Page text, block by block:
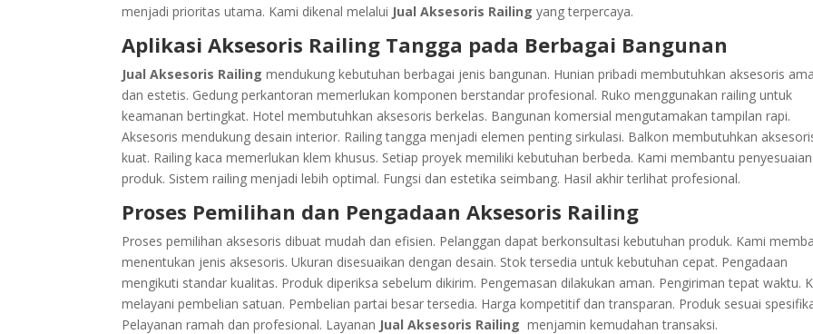
menjadi prioritas utama. Kami dikenal melalui Jual Aksesoris Railing yang terpercaya.
Aplikasi Aksesoris Railing Tangga pada Berbagai Bangunan
Jual Aksesoris Railingmendukung kebutuhan berbagai jenis bangunan. Hunian pribadi membutuhkan aksesoris
dan estetis. Gedung perkantoran memerlukan komponen berstandar profesional. Ruko menggunakan railing untuk
keamanan bertingkat. Hotel membutuhkan aksesoris berkelas. Bangunan komersial mengutamakan tampilan rapi.
Aksesoris mendukung desain interior. Railing tangga menjadi elemen penting sirkulasi. Balkon membutuhkan
kuat. Railing kaca memerlukan klem khusus. Setiap proyek memiliki kebutuhan berbeda. Kami membantu penyesuaian
produk. Sistem railing menjadi lebih optimal. Fungsi dan estetika seimbang. Hasil akhir terlihat profesional.
Proses Pemilihan dan Pengadaan Aksesoris Railing
Proses pemilihan aksesoris dibuat mudah dan efisien. Pelanggan dapat berkonsultasi kebutuhan produk. Kami
menentukan jenis aksesoris. Ukuran disesuaikan dengan desain. Stok tersedia untuk kebutuhan cepat. Pengadaan
mengikuti standar kualitas. Produk diperiksa sebelum dikirim. Pengemasan dilakukan aman. Pengiriman tepat waktu.
melayani pembelian satuan. Pembelian partai besar tersedia. Harga kompetitif dan transparan. Produk sesuai
Pelayanan ramah dan profesional. Layanan Jual Aksesoris Railing menjamin kemudahan transaksi.